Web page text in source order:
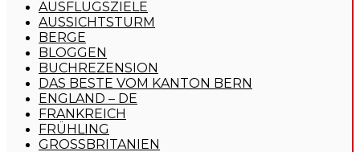
AUSFLUGSZIELE
AUSSICHTSTURM
BERGE
BLOGGEN
BUCHREZENSION
DAS BESTE VOM KANTON BERN
ENGLAND – DE
FRANKREICH
FRÜHLING
GROSSBRITANIEN